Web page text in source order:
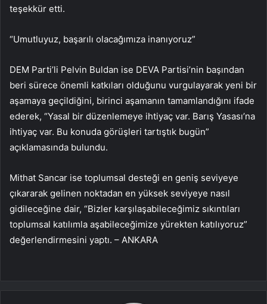
teşekkür etti.
“Umutluyuz, başarılı olacağımıza inanıyoruz”
DEM Parti’li Pelvin Buldan ise DEVA Partisi’nin başından
beri sürece önemli katkıları olduğunu vurgulayarak yeni bir
aşamaya geçildiğini, birinci aşamanın tamamlandığını ifade
ederek, “Yasal bir düzenlemeye ihtiyaç var. Barış Yasası’na
ihtiyaç var. Bu konuda görüşleri tartıştık bugün”
açıklamasında bulundu.
Mithat Sancar ise toplumsal desteği en geniş seviyeye
çıkararak gelinen noktadan en yüksek seviyeye nasıl
gidileceğine dair, “Bizler karşılaşabileceğimiz sıkıntıları
toplumsal katılımla aşabileceğimize yürekten katılıyoruz”
değerlendirmesini yaptı. – ANKARA